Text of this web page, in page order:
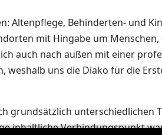
Altenpflege, Behinderten- und
mit Hingabe um
auch nach außen mit einer
uns die Diako für die
grundsätzlich unterschiedlichen
inhaltliche Verbindungspunkt